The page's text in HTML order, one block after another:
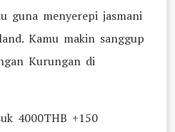
guna menyerepi jasmani
Kamu makin sanggup
Kurungan di
4000THB +150